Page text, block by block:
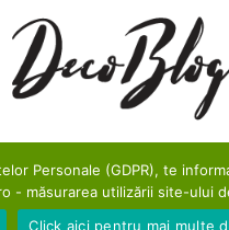
Personale (GDPR), te
- măsurarea utilizării site-ului
Click aici pentru mai multe